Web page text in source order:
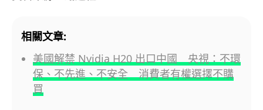
相關文章:
美國解禁 Nvidia H20 出口中國 央視：不環
保、不先進、不安全 消費者有權選擇不購
買